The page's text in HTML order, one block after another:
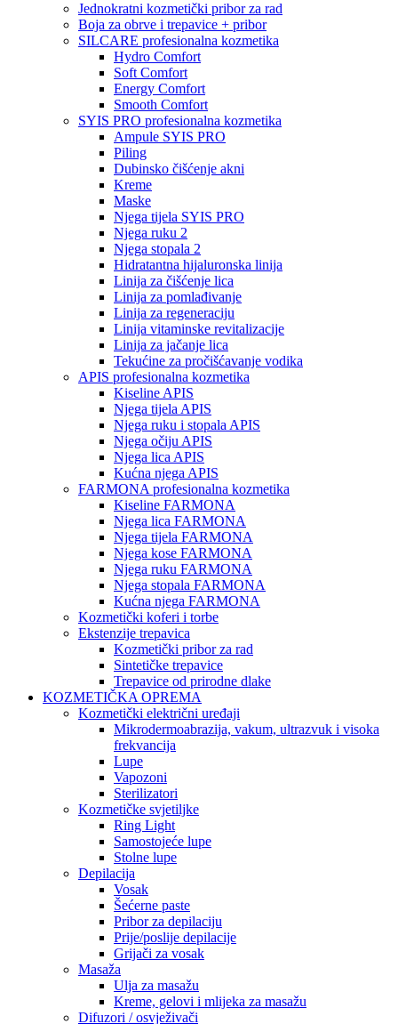
Jednokratni kozmetički pribor za rad
Boja za obrve i trepavice + pribor
SILCARE profesionalna kozmetika
Hydro Comfort
Soft Comfort
Energy Comfort
Smooth Comfort
SYIS PRO profesionalna kozmetika
Ampule SYIS PRO
Piling
Dubinsko čišćenje akni
Kreme
Maske
Njega tijela SYIS PRO
Njega ruku 2
Njega stopala 2
Hidratantna hijaluronska linija
Linija za čišćenje lica
Linija za pomlađivanje
Linija za regeneraciju
Linija vitaminske revitalizacije
Linija za jačanje lica
Tekućine za pročišćavanje vodika
APIS profesionalna kozmetika
Kiseline APIS
Njega tijela APIS
Njega ruku i stopala APIS
Njega očiju APIS
Njega lica APIS
Kućna njega APIS
FARMONA profesionalna kozmetika
Kiseline FARMONA
Njega lica FARMONA
Njega tijela FARMONA
Njega kose FARMONA
Njega ruku FARMONA
Njega stopala FARMONA
Kućna njega FARMONA
Kozmetički koferi i torbe
Ekstenzije trepavica
Kozmetički pribor za rad
Sintetičke trepavice
Trepavice od prirodne dlake
KOZMETIČKA OPREMA
Kozmetički električni uređaji
Mikrodermoabrazija, vakum, ultrazvuk i visoka
frekvancija
Lupe
Vapozoni
Sterilizatori
Kozmetičke svjetiljke
Ring Light
Samostojeće lupe
Stolne lupe
Depilacija
Vosak
Šećerne paste
Pribor za depilaciju
Prije/poslije depilacije
Grijači za vosak
Masaža
Ulja za masažu
Kreme, gelovi i mlijeka za masažu
Difuzori / osvježivači